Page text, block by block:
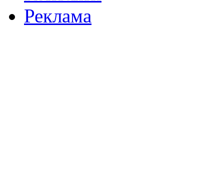
Реклама